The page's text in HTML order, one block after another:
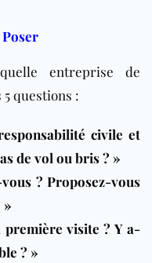
Poser
entreprise de
5 questions :
civile et
de vol ou bris ? »
? Proposez-vous
»
première visite ? Y a-
? »